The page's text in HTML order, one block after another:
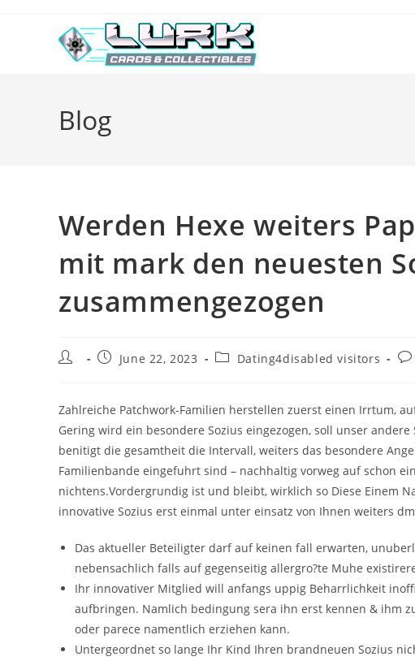
Blog
Werden Hexe weiters
mit mark den neuesten
zusammengezogen
Post
PostJune 22, 2023
PostDating4disabled visitors
Zahlreiche Patchwork-Familien herstellen zuerst einen Irrtum,
Gering wird ein besondere Sozius eingezogen, soll unser
benitigt die gesamtheit die Intervall, weiters das besondere
Familienbande eingefuhrt sind – nachhaltig vorweg auf schon
nichtens.Vordergrundig ist und bleibt, wirklich so Diese Einem
innovative Sozius erst einmal unter einsatz von Ihnen weiters
Das aktueller Beteiligter darf auf keinen fall erwarten,
nebensachlich falls auf gegenseitig allergro?te Muhe
Ihr innovativer Mitglied will anfangs uppig Beharrlichkeit
aufbringen. Namlich bedingung sera ihn erst kennen & ihm
oder parece namentlich erziehen kann.
Untergeordnet so lange Ihr Kind Ihren brandneuen Sozius